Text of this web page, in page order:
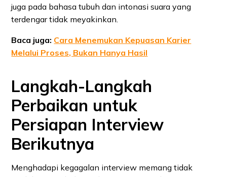
juga pada bahasa tubuh dan intonasi suara yang
terdengar tidak meyakinkan.
Baca juga: Cara Menemukan Kepuasan Karier
Melalui Proses, Bukan Hanya Hasil
Langkah-Langkah
Perbaikan untuk
Persiapan Interview
Berikutnya
Menghadapi kegagalan interview memang tidak